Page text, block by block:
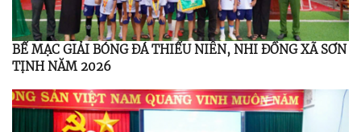
BẾ MẠC GIẢI BÓNG ĐÁ THIẾU NIÊN, NHI ĐỒNG XÃ SƠN
TỊNH NĂM 2026